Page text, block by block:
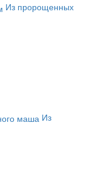
Из пророщенных
Из